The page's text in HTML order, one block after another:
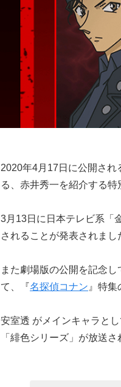
2020年4月17日に公開され
る、赤井秀一を紹介する特
3月13日に日本テレビ系「
されることが発表されまし
また劇場版の公開を記念
て、『名探偵コナン 』特集
安室透 がメインキャラと
「緋色シリーズ」が放送さ